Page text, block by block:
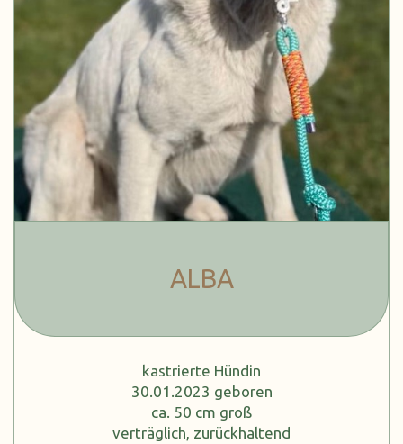
ALBA
kastrierte Hündin
30.01.2023 geboren
ca. 50 cm groß
verträglich, zurückhaltend